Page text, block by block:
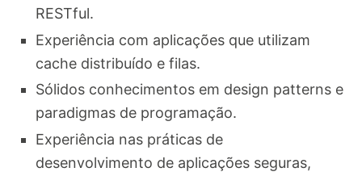
RESTful.
Experiência com aplicações que utilizam
cache distribuído e filas.
Sólidos conhecimentos em design patterns e
paradigmas de programação.
Experiência nas práticas de
desenvolvimento de aplicações seguras,